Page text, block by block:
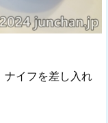
ナイフを差し入れ